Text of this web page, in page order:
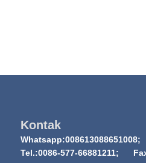
Kontak
Whatsapp:008613088651008;
Tel.:0086-577-66881211;